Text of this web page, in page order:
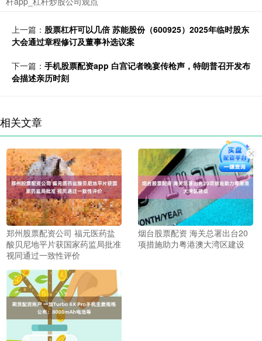
上一篇： 股票杠杆可以几倍 苏能股份（600925）2025年临时股东
大会通过章程修订及董事补选议案
下一篇： 手机股票配资app 白宫记者晚宴传枪声，特朗普召开发布
会描述亲历时刻
相关文章
郑州股票配资公司 福元医药盐
酸贝尼地平片获国家药监局批准
视同通过一致性评价
烟台股票配资 海关总署出台20
项措施助力粤港澳大湾区建设